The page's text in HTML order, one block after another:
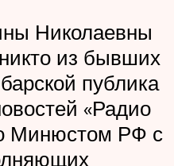
Николаевны
из бывших
публика
«Радио
Минюстом РФ с